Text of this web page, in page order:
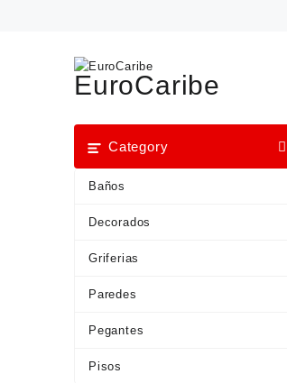
EuroCaribe
Category
Baños
Decorados
Griferias
Paredes
Pegantes
Pisos